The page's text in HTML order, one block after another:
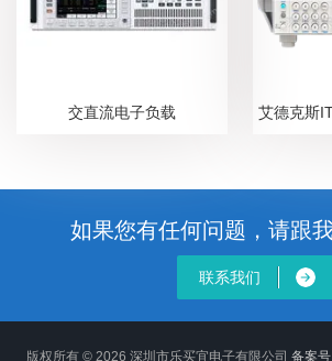
交直流电子负载
如果您有任何问题，请跟
联系我们
版权所有 © 2026 深圳市乐买宜电子有限公司 备案